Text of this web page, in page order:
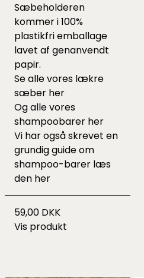
Sæbeholderen
kommer i 100%
plastikfri emballage
lavet af genanvendt
papir.
Se alle vores lækre
sæber her
Og alle vores
shampoobarer her
Vi har også skrevet en
grundig guide om
shampoo-barer læs
den her
59,00 DKK
Vis produkt